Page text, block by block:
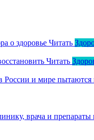
о здоровье Читать
Читать
России и мире пытаются
врача и препараты